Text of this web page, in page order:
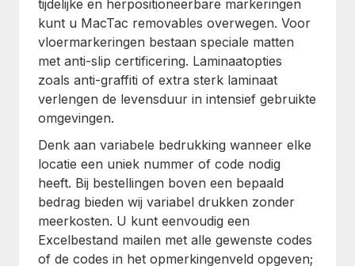
tijdelijke en herpositioneerbare markeringen
kunt u MacTac removables overwegen. Voor
vloermarkeringen bestaan speciale matten
met anti-slip certificering. Laminaatopties
zoals anti-graffiti of extra sterk laminaat
verlengen de levensduur in intensief gebruikte
omgevingen.
Denk aan variabele bedrukking wanneer elke
locatie een uniek nummer of code nodig
heeft. Bij bestellingen boven een bepaald
bedrag bieden wij variabel drukken zonder
meerkosten. U kunt eenvoudig een
Excelbestand mailen met alle gewenste codes
of de codes in het opmerkingenveld opgeven;